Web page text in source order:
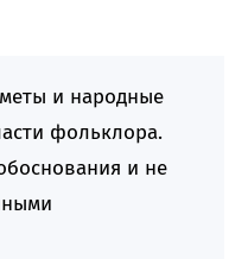
и народные
фольклора.
и не